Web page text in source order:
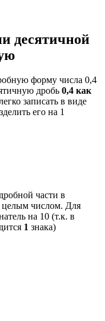
десятичной
форму числа 0,4
дробь 0,4 как
записать в виде
его на 1
части в
целым числом. Для
на 10 (т.к. в
1 знака)